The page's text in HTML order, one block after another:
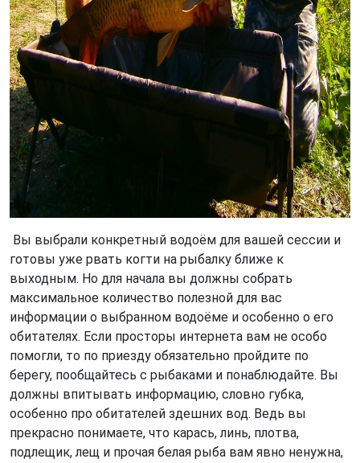
Вы выбрали конкретный водоём для вашей сессии и
готовы уже рвать когти на рыбалку ближе к
выходным. Но для начала вы должны собрать
максимальное количество полезной для вас
информации о выбранном водоёме и особенно о его
обитателях. Если просторы интернета вам не особо
помогли, то по приезду обязательно пройдите по
берегу, пообщайтесь с рыбаками и понаблюдайте. Вы
должны впитывать информацию, словно губка,
особенно про обитателей здешних вод. Ведь вы
прекрасно понимаете, что карась, линь, плотва,
подлещик, лещ и прочая белая рыба вам явно ненужна,